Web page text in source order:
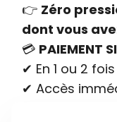
👉 Zéro
dont vous
💳 PAIEMENT
✔ En 1 ou 2 fois
✔ Accès